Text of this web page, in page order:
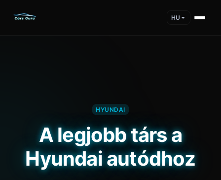
HU
HYUNDAI
A legjobb társ a
Hyundai autódhoz